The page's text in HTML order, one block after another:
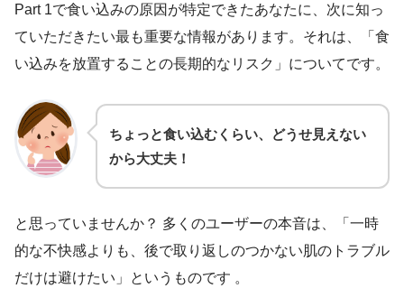
Part 1で食い込みの原因が特定できたあなたに、次に知っ
ていただきたい最も重要な情報があります。それは、「食
い込みを放置することの長期的なリスク」についてです。
ちょっと食い込むくらい、どうせ見えない
から大丈夫！
と思っていませんか？ 多くのユーザーの本音は、「一時
的な不快感よりも、後で取り返しのつかない肌のトラブル
だけは避けたい」というものです 。